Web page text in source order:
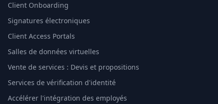
Client Onboarding
Signatures électroniques
Client Access Portals
Salles de données virtuelles
Vente de services : Devis et propositions
Services de vérification d'identité
Accélérer l'intégration des employés